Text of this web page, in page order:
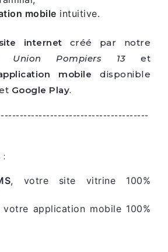
mobile intuitive.
site internet créé par notre
Union Pompiers 13 et
mobile disponible
Google Play.
:
, votre site vitrine 100%
votre application mobile 100%